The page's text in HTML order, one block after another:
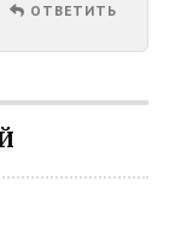
ОТВЕТИТЬ